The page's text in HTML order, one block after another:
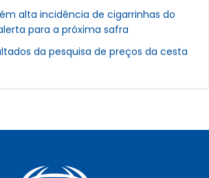
alta incidência de cigarrinhas do
para a próxima safra
da pesquisa de preços da cesta